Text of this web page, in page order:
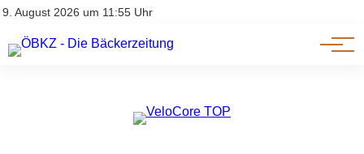
9. August 2026 um 11:55 Uhr
Impressum & Offenlegung
Am Wort
Genuss & Trends